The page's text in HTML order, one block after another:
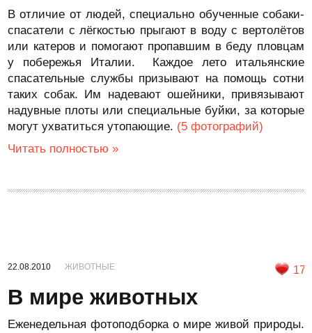
В отличие от людей, специально обученные собаки-
спасатели с лёгкостью прыгают в воду с вертолётов
или катеров и помогают пропавшим в беду пловцам
у побережья Италии. Каждое лето итальянские
спасательные службы призывают на помощь сотни
таких собак. Им надевают ошейники, привязывают
надувные плоты или специальные буйки, за которые
могут ухватиться утопающие. (5 фотографий)
Читать полностью »
22.08.2010 ЖИВОТНЫЕ 17
В мире животных
Еженедельная фотоподборка о мире живой природы.